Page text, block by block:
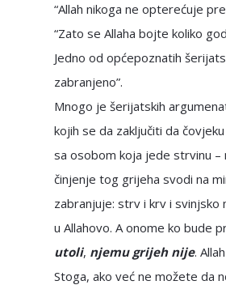
“Allah nikoga ne opterećuje
“Zato se Allaha bojte koliko
Jedno od općepoznatih
zabranjeno”.
Mnogo je šerijatskih
kojih se da zaključiti da
sa osobom koja jede strvinu
činjenje tog grijeha svodi na
zabranjuje: strv i krv i svinjsko
u Allahovo. A onome ko bude
utoli, njemu grijeh nije.
Stoga, ako već ne možete da